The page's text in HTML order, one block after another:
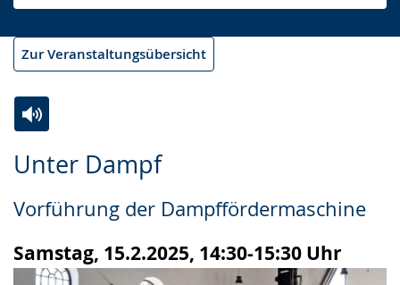
Zur Veranstaltungsübersicht
Unter Dampf
Vorführung der Dampffördermaschine
Samstag, 15.2.2025, 14:30-15:30 Uhr
Leichten
wechseln.
Audio-
Video
Deutscher
Gebärdensprache
wird